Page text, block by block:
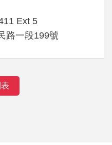
Ext 5
路一段199號